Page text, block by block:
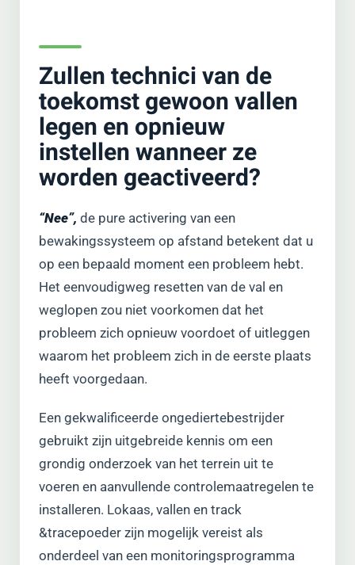
Zullen technici van de
toekomst gewoon vallen
legen en opnieuw
instellen wanneer ze
worden geactiveerd?
“Nee”, de pure activering van een
bewakingssysteem op afstand betekent dat u
op een bepaald moment een probleem hebt.
Het eenvoudigweg resetten van de val en
weglopen zou niet voorkomen dat het
probleem zich opnieuw voordoet of uitleggen
waarom het probleem zich in de eerste plaats
heeft voorgedaan.
Een gekwalificeerde ongediertebestrijder
gebruikt zijn uitgebreide kennis om een
grondig onderzoek van het terrein uit te
voeren en aanvullende controlemaatregelen te
installeren. Lokaas, vallen en track
&tracepoeder zijn mogelijk vereist als
onderdeel van een monitoringsprogramma